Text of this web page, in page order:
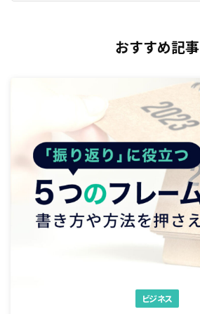
おすすめ記事
ビジネス